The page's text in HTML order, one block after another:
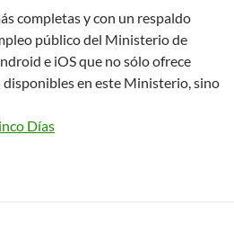
completas y con un respaldo
público del Ministerio de
e iOS que no sólo ofrece
en este Ministerio, sino
Días